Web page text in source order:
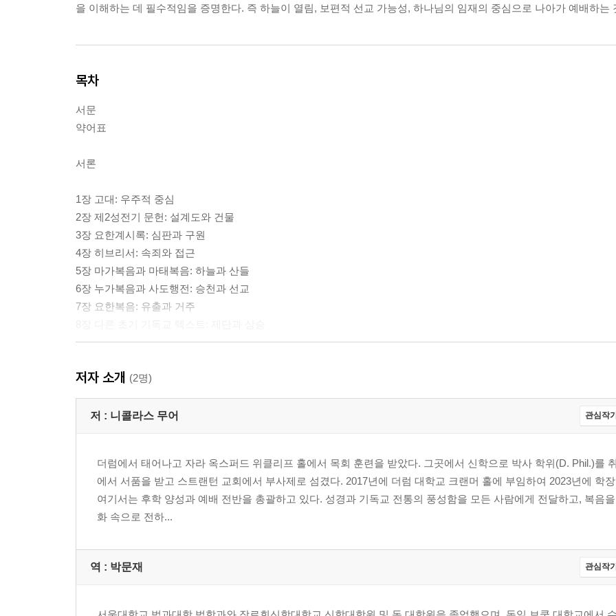
을 이해하는 데 필수적임을 증명한다. 즉 하늘이 열림, 보편적 선교 가능성, 하나님의 임재의 중심으로 나아가 예배하는
목차
서문
약어표
서론
1장 고대: 우주적 중심
2장 제2성전기 문헌: 설계도와 건물
3장 요한계시록: 심판과 구원
4장 히브리서: 속죄와 접근
5장 마가복음과 마태복음: 하늘과 산들
6장 누가복음과 사도행전: 승천과 선교
7장 요한복음: 유출과 거주
참고문헌
저자 색인
저자 소개 (2명)
저 : 니콜라스 무어 관심작
더럼에서 태어나고 자라 옥스퍼드 위클리프 홀에서 목회 훈련을 받았다. 그곳에서 신학으로 박사 학위(D. Phil.)를
에서 서품을 받고 스트랜턴 교회에서 부사제로 섬겼다. 2017년에 더럼 대학교 크랜머 홀에 부임하여 2023년에 학
여기서는 후학 양성과 예배 전반을 총괄하고 있다. 성경과 기독교 전통의 풍성함을 모든 사람에게 전달하고, 복음
화 속으로 전하...
역 : 박문재 관심작